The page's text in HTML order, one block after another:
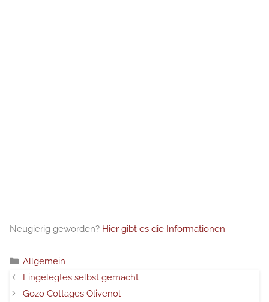
Neugierig geworden? Hier gibt es die Informationen.
Κατηγορίες
Allgemein
Eingelegtes selbst gemacht
Gozo Cottages Olivenöl